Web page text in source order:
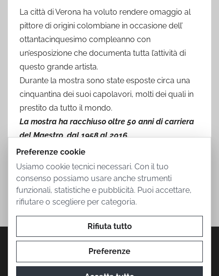
La città di Verona ha voluto rendere omaggio al
pittore di origini colombiane in occasione dell’
ottantacinquesimo compleanno con
un’esposizione che documenta tutta l’attività di
questo grande artista.
Durante la mostra sono state esposte circa una
cinquantina dei suoi capolavori, molti dei quali in
prestito da tutto il mondo.
La mostra ha racchiuso oltre 50 anni di carriera
del Maestro, dal 1958 al 2016.
Informazioni societarie
Preferenze cookie
Usiamo cookie tecnici necessari. Con il tuo
consenso possiamo usare anche strumenti
funzionali, statistiche e pubblicità. Puoi accettare,
rifiutare o scegliere per categoria.
Rifiuta tutto
Preferenze